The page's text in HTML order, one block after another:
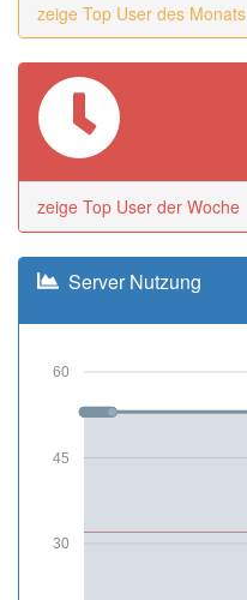
zeige Top User des Monats
zeige Top User der Woche
Server Nutzung
30
45
60